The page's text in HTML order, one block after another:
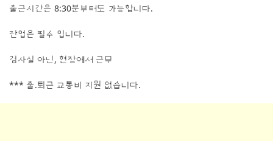
출근시간은 8:30분부터도 가능합니다.
잔업은 필수 입니다.
검사실 아닌, 현장에서 근무
*** 출.퇴근 교통비 지원 없습니다.